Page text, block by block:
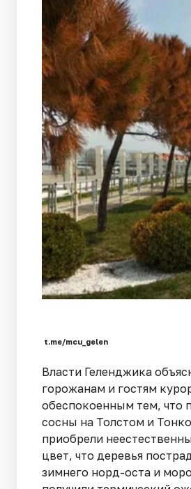
t.me/mcu_gelen
Власти Геленджика
горожанам и гостям
обеспокоенным тем, что
сосны на Толстом и
приобрели
цвет, что деревья
зимнего норд-оста и